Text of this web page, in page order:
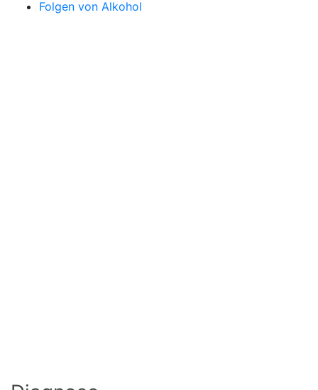
Folgen von Alkohol